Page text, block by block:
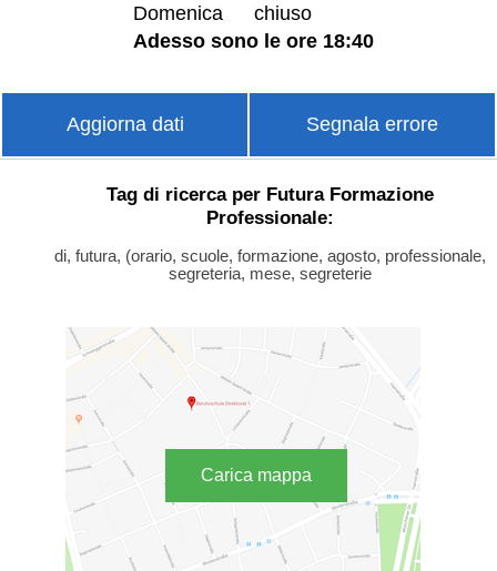
Domenica
chiuso
Adesso sono le ore 18:40
Aggiorna dati Segnala errore
Tag di ricerca per Futura Formazione
Professionale:
di, futura, (orario, scuole, formazione, agosto, professionale,
segreteria, mese, segreterie
Carica mappa